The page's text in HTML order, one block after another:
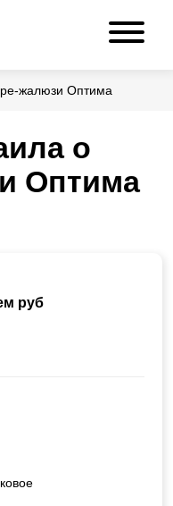
жалюзи Оптима
о
Оптима
руб